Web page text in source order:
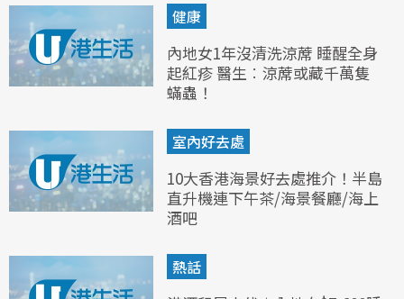
健康
內地女1年沒清洗涼蓆 睡醒全身
起紅疹 醫生︰涼蓆或藏千萬隻
蟎蟲！
室內好去處
10大香港海景好去處推介！半島
直升機連下午茶/海景餐廳/海上
酒吧
熱話